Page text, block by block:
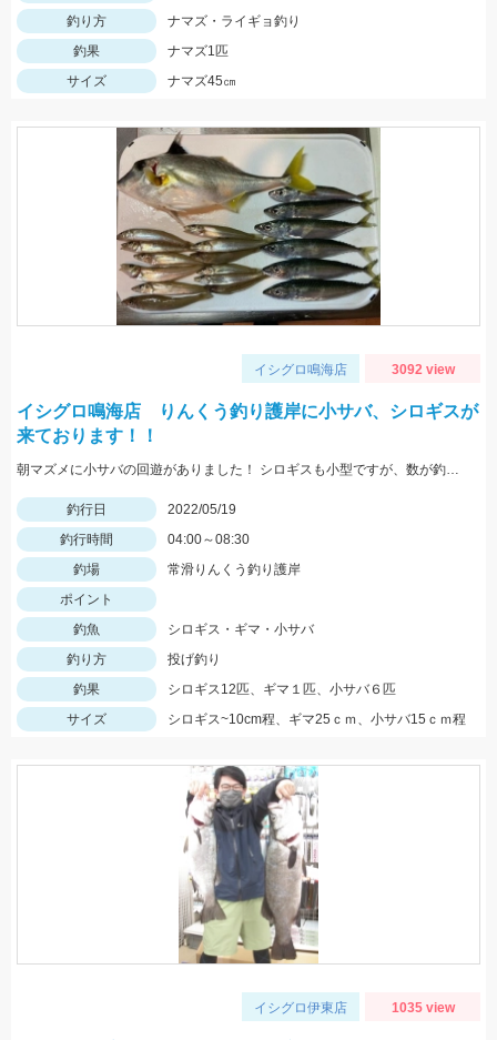
釣り方
ナマズ・ライギョ釣り
釣果
ナマズ1匹
サイズ
ナマズ45㎝
イシグロ鳴海店 3092 view
イシグロ鳴海店 りんくう釣り護岸に小サバ、シロギスが
来ております！！
朝マズメに小サバの回遊がありました！ シロギスも小型ですが、数が釣れていますよ！
釣行日
2022/05/19
釣行時間
04:00～08:30
釣場
常滑りんくう釣り護岸
ポイント
釣魚
シロギス・ギマ・小サバ
釣り方
投げ釣り
釣果
シロギス12匹、ギマ１匹、小サバ６匹
サイズ
シロギス~10cm程、ギマ25ｃｍ、小サバ15ｃｍ程
イシグロ伊東店 1035 view